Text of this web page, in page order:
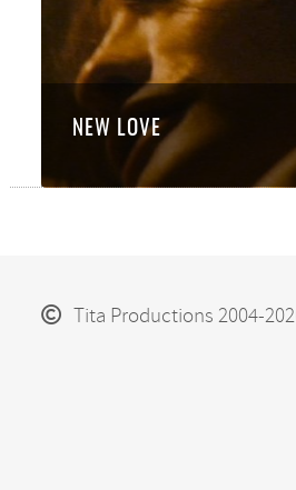
NEW LOVE
Tita Productions 2004-